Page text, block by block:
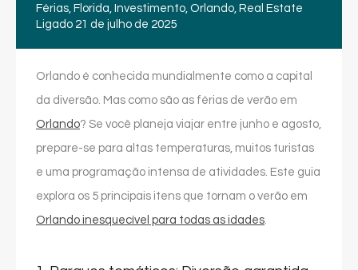
Férias, Florida, Investimento, Orlando, Real Estate
Ligado 21 de julho de 2025
Orlando é conhecida mundialmente como a capital
da diversão. Mas como são as férias de verão em
Orlando? Se você planeja viajar entre junho e agosto,
prepare-se para altas temperaturas, muitos turistas
e uma programação intensa de atividades. Este guia
explora os 5 principais itens que tornam o verão em
Orlando inesquecível para todas as idades.